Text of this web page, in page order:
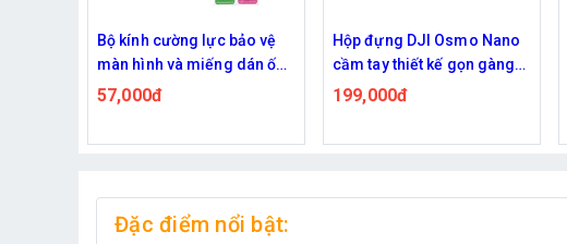
Hộp đựng DJI Osmo Nano
cầm tay thiết kế gọn gàng
tiện mang theo
199,000đ
Đế ngàm từ tính tháo lắp
nhanh Flymile cho DJI
Osmo Nano
359,000đ
Đặc điểm nổi bật: